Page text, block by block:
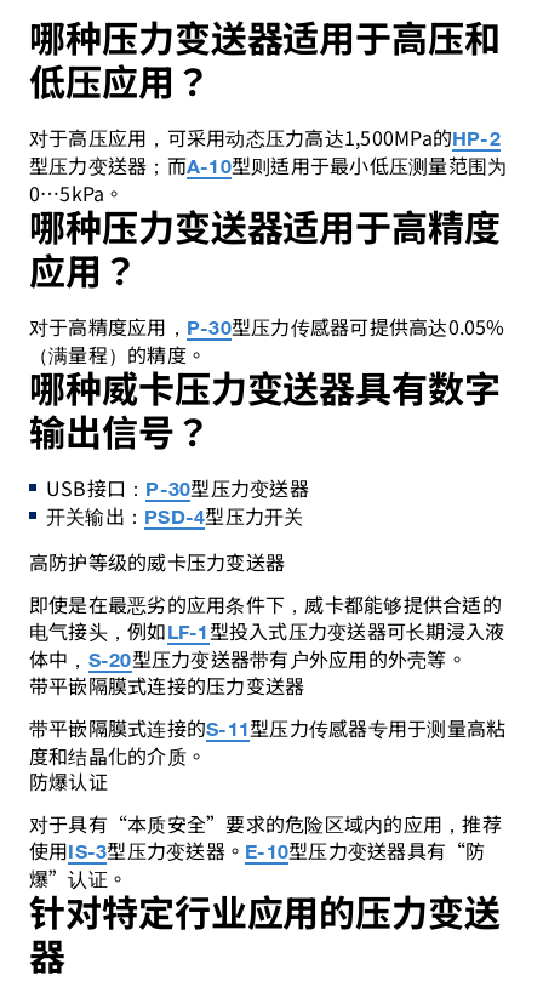
哪种压力变送器适用于高压和
低压应用？
对于高压应用，可采用动态压力高达1,500MPa的HP-2
型压力变送器；而A-10型则适用于最小低压测量范围为
0…5kPa。
哪种压力变送器适用于高精度
应用？
对于高精度应用， P-30型压力传感器可提供高达0.05%
（满量程）的精度。
哪种威卡压力变送器具有数字
输出信号？
USB接口： P-30型压力变送器
开关输出： PSD-4型压力开关
高防护等级的威卡压力变送器
即使是在最恶劣的应用条件下，威卡都能够提供合适的
电气接头，例如LF-1型投入式压力变送器可长期浸入液
体中， S-20型压力变送器带有户外应用的外壳等。
带平嵌隔膜式连接的压力变送器
带平嵌隔膜式连接的S-11型压力传感器专用于测量高粘
度和结晶化的介质。
防爆认证
对于具有“本质安全”要求的危险区域内的应用，推荐
使用IS-3型压力变送器。 E-10型压力变送器具有“防
爆”认证。
针对特定行业应用的压力变送
器